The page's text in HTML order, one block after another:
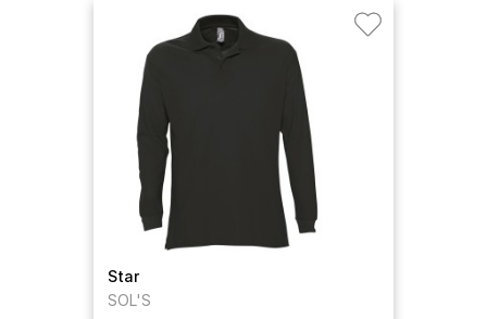
Star
SOL'S